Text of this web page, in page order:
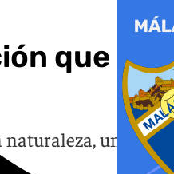
que
una